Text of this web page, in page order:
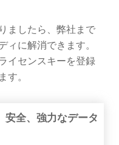
ましたら、弊社まで
ィに解消できます。
イセンスキーを登録
す。
全、強力なデータ